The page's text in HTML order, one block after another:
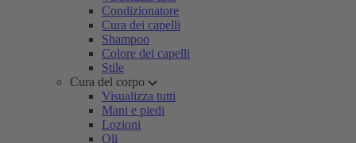
Condizionatore
Cura dei capelli
Shampoo
Colore dei capelli
Stile
Cura del corpo
Visualizza tutti
Mani e piedi
Lozioni
Oli